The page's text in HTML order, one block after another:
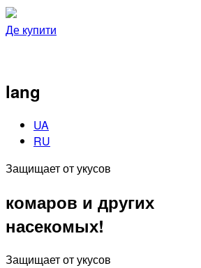
Де купити
lang
UA
RU
Защищает от укусов
комаров и других
насекомых!
Защищает от укусов